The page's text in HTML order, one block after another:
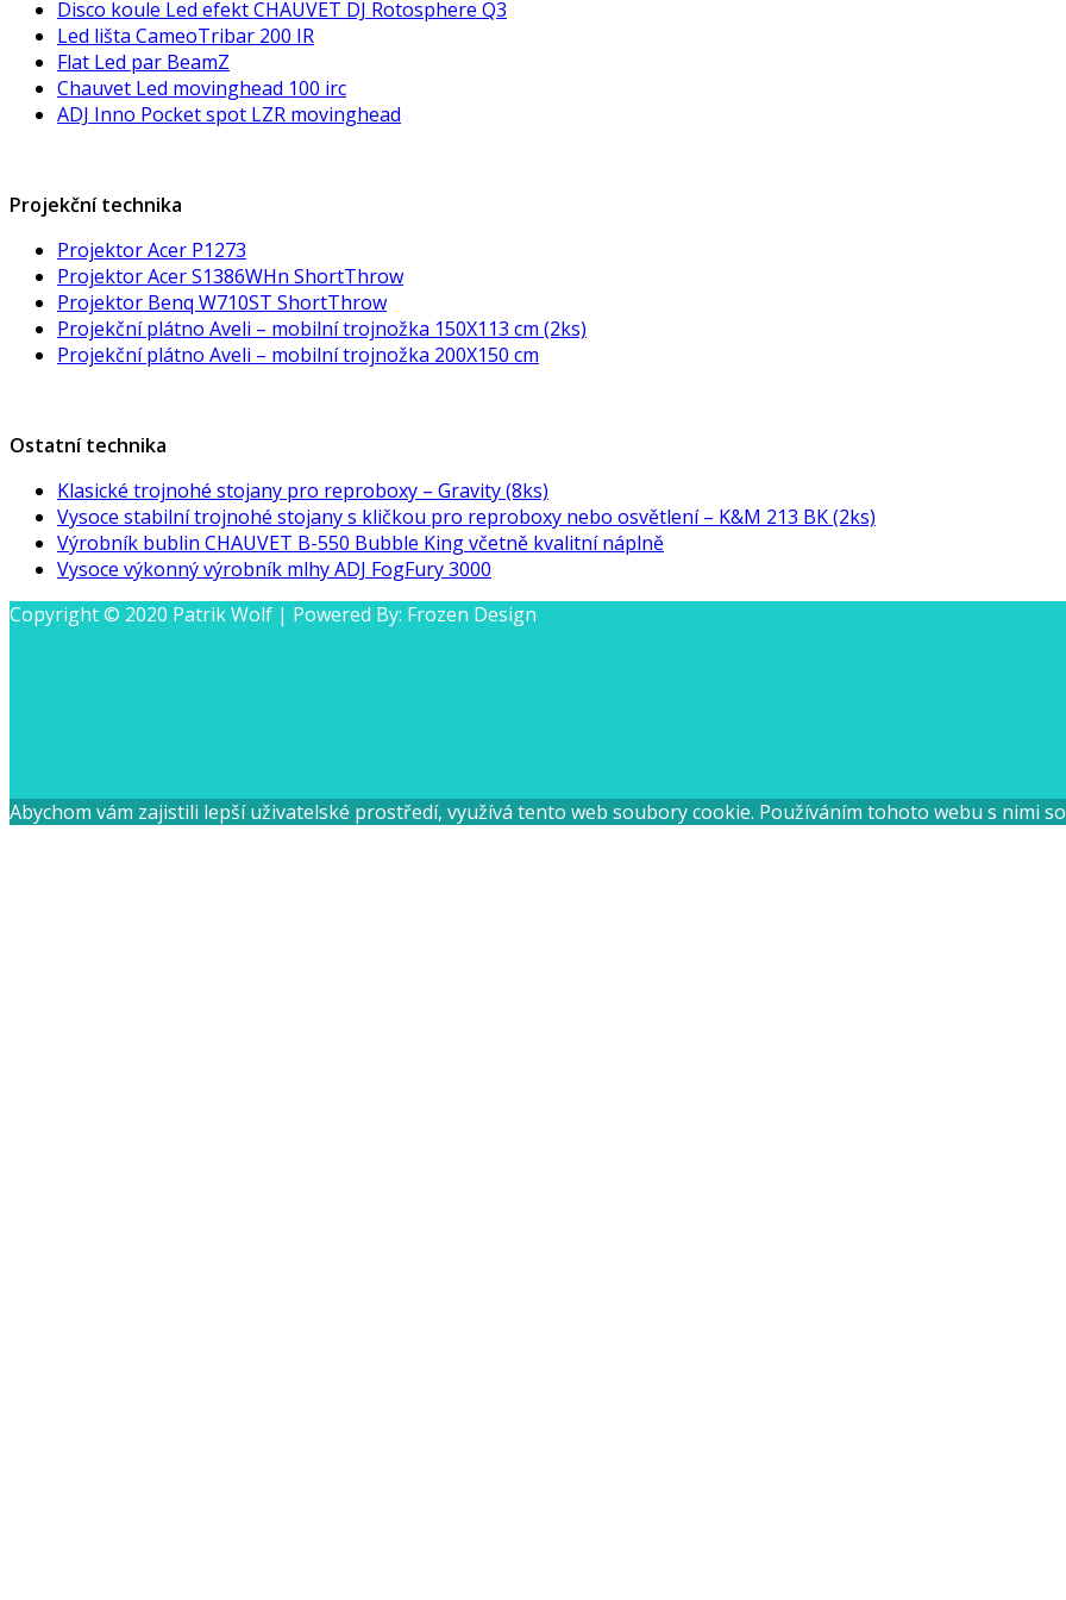
Disco koule Led efekt CHAUVET DJ Rotosphere Q3
Led lišta CameoTribar 200 IR
Flat Led par BeamZ
Chauvet Led movinghead 100 irc
ADJ Inno Pocket spot LZR movinghead
Projekční technika
Projektor Acer P1273
Projektor Acer S1386WHn ShortThrow
Projektor Benq W710ST ShortThrow
Projekční plátno Aveli – mobilní trojnožka 150X113 cm (2ks)
Projekční plátno Aveli – mobilní trojnožka 200X150 cm
Ostatní technika
Klasické trojnohé stojany pro reproboxy – Gravity (8ks)
Vysoce stabilní trojnohé stojany s kličkou pro reproboxy nebo osvětlení – K&M 213 BK (2ks)
Výrobník bublin CHAUVET B-550 Bubble King včetně kvalitní náplně
Vysoce výkonný výrobník mlhy ADJ FogFury 3000
Copyright © 2020 Patrik Wolf | Powered By: Frozen Design
Abychom vám zajistili lepší uživatelské prostředí, využívá tento web soubory cookie. Používáním tohoto webu s nimi